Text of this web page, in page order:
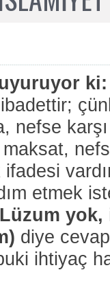
ki:
nefse
etmek
yok,
diye
ihtiyaç